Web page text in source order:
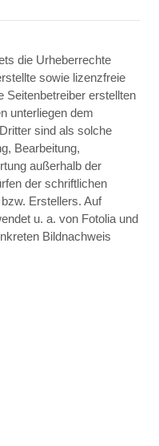
die Urheberrechte
sowie lizenzfreie
Seitenbetreiber erstellten
unterliegen dem
sind als solche
Bearbeitung,
außerhalb der
der schriftlichen
Erstellers. Auf
u. a. von Fotolia und
Bildnachweis